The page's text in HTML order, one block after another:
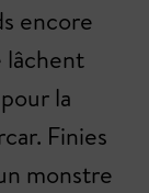
encore
lâchent
la
Finies
monstre